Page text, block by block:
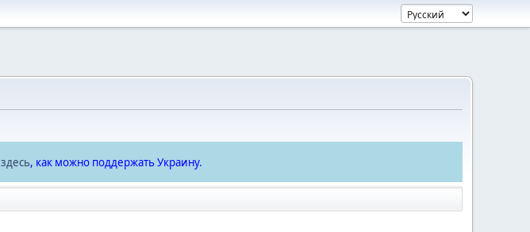
здесь, как можно поддержать Украину.